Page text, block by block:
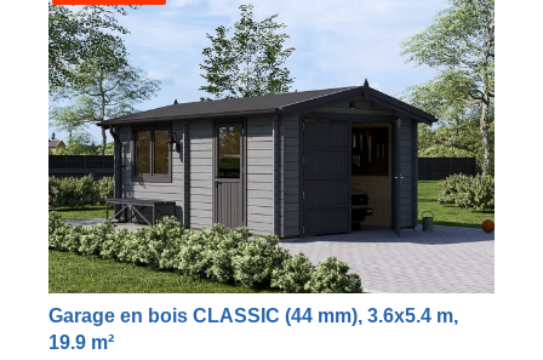
Garage en bois CLASSIC (44 mm), 3.6x5.4 m,
19.9 m²